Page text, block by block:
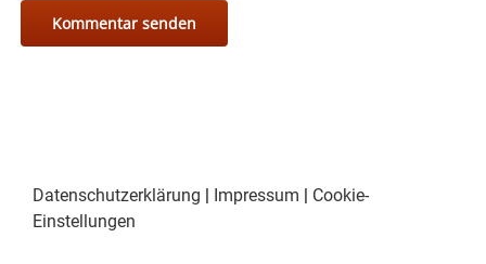
Datenschutzerklärung | Impressum | Cookie-
Einstellungen